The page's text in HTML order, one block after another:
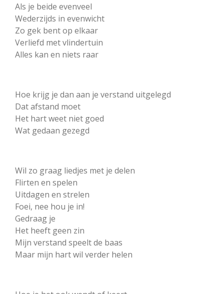
Als je beide evenveel
Wederzijds in evenwicht
Zo gek bent op elkaar
Verliefd met vlindertuin
Alles kan en niets raar
Hoe krijg je dan aan je verstand uitgelegd
Dat afstand moet
Het hart weet niet goed
Wat gedaan gezegd
Wil zo graag liedjes met je delen
Flirten en spelen
Uitdagen en strelen
Foei, nee hou je in!
Gedraag je
Het heeft geen zin
Mijn verstand speelt de baas
Maar mijn hart wil verder helen